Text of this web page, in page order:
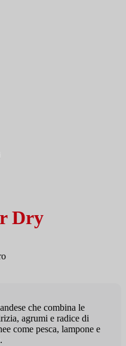
Dry
che combina le
agrumi e radice di
come pesca, lampone e